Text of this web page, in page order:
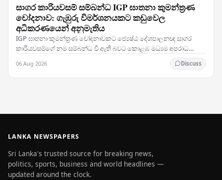
සාගර කාරියවසම් සම්බන්ධ IGP ඝාතනා කුමන්ත්‍රණ
චෝදනාව: ගැඹුරු විමර්ශනයකට කඩුවෙල
අධිකරණයෙන් අනුමැතිය
IGP ඝාතනා කුමන්ත්‍රණ චෝදනාවකට ජ්‍යෙෂ්ඨ දේශපාලනඥ සාගර
කාරියවසම්ගේ නම සම්බන්ධ වී ඇති බවට කොළඹ මධ්‍යම අපරාධ
විමර්ශන කාර්යාංශය (CCIB) ඉදිරිපත් කළ වාර්තාව සලකා බැලූ…
06 Aug 2026 Discuss
LANKA NEWSPAPERS
Sri Lanka's trusted source for breaking news,
politics, sports, business and world headlines —
updated around the clock.